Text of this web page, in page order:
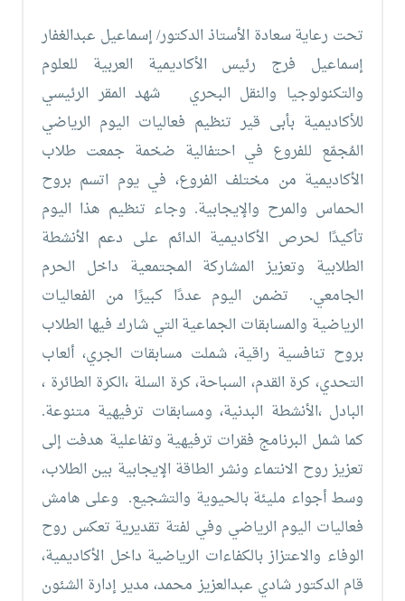
الكليات المقرات الحياة
بالأكاديمية
المراكز المعاهدالمجمعاتالعمادات
تواصل
معنا
خريطة
الموقع
تحت رعاية سعادة الأستاذ الدكتور/ إسماعيل عبدالغفار
إسماعيل فرج رئيس الأكاديمية العربية للعلوم
والتكنولوجيا والنقل البحري
شهد المقر الرئيسي
للأكاديمية بأبى قير تنظيم فعاليات اليوم الرياضي
المُجمّع للفروع في احتفالية ضخمة جمعت طلاب
الأكاديمية من مختلف الفروع، في يوم اتسم بروح
الحماس والمرح والإيجابية. وجاء تنظيم هذا اليوم
تأكيدًا لحرص الأكاديمية الدائم على دعم الأنشطة
الطلابية وتعزيز المشاركة المجتمعية داخل الحرم
الجامعي. تضمن اليوم عددًا كبيرًا من الفعاليات
الرياضية والمسابقات الجماعية التي شارك فيها الطلاب
بروح تنافسية راقية، شملت مسابقات الجري، ألعاب
التحدي، كرة القدم، السباحة، كرة السلة ،الكرة الطائرة ،
البادل ،الأنشطة البدنية، ومسابقات ترفيهية متنوعة.
كما شمل البرنامج فقرات ترفيهية وتفاعلية هدفت إلى
تعزيز روح الانتماء ونشر الطاقة الإيجابية بين الطلاب،
وسط أجواء مليئة بالحيوية والتشجيع. وعلى هامش
فعاليات اليوم الرياضي وفي لفتة تقديرية تعكس روح
الوفاء والاعتزاز بالكفاءات الرياضية داخل الأكاديمية،
قام الدكتور شادي عبدالعزيز محمد، مدير إدارة الشئون